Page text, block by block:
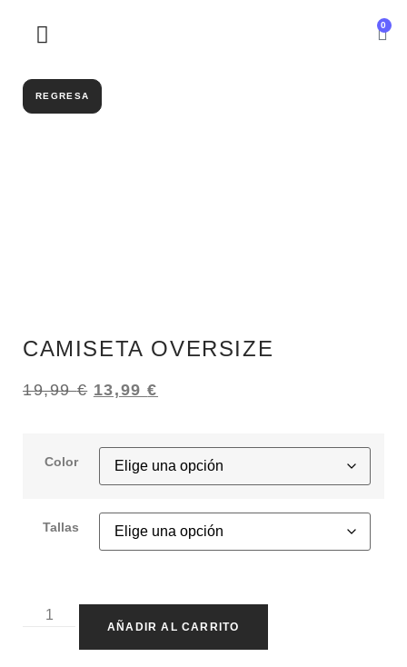
0
REGRESA
CAMISETA OVERSIZE
19,99€ 13,99€
Color
Tallas
AÑADIR AL CARRITO